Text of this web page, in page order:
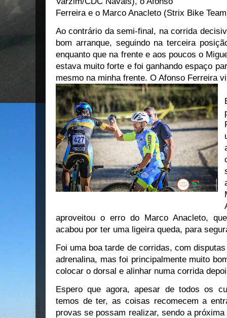
Ferreira e o Marco Anacleto (Strix Bike
Ao contrário da semi-final, na corrida
bom arranque, seguindo na terceira
enquanto que na frente e aos poucos o
estava muito forte e foi ganhando espaço
mesmo na minha frente. O Afonso Ferreira
aproveitou o erro do Marco Anacleto,
acabou por ter uma ligeira queda, para
Foi uma boa tarde de corridas, com
adrenalina, mas foi principalmente muito
colocar o dorsal e alinhar numa corrida
Espero que agora, apesar de todos os
temos de ter, as coisas recomecem a
provas se possam realizar, sendo a